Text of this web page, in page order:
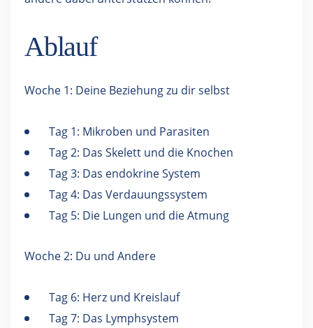
Ablauf
Woche 1: Deine Beziehung zu dir selbst
Tag 1: Mikroben und Parasiten
Tag 2: Das Skelett und die Knochen
Tag 3: Das endokrine System
Tag 4: Das Verdauungssystem
Tag 5: Die Lungen und die Atmung
Woche 2: Du und Andere
Tag 6: Herz und Kreislauf
Tag 7: Das Lymphsystem